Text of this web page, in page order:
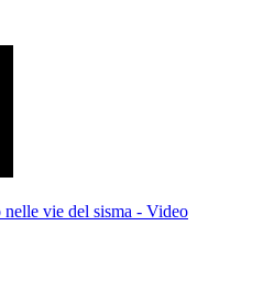
vie del sisma - Video